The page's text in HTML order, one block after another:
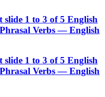
1 to 3 of 5 English
Verbs — English
slide 1 to 3 of 5 English
Verbs — English